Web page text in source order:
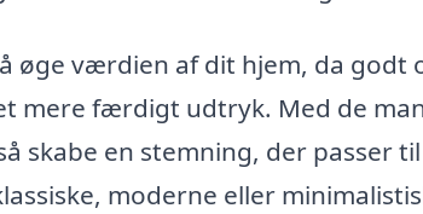
øge værdien af dit hjem, da
mere færdigt udtryk. Med de
skabe en stemning, der passer
moderne eller